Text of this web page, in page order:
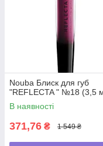
Nouba Блиск для губ
"REFLECTA " №18 (3,5
В наявності
371,76 ₴ 1 549 ₴